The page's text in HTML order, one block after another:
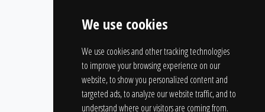
We use cookies
We use cookies and other tracking technologies
to improve your browsing experience on our
website, to show you personalized content and
targeted ads, to analyze our website traffic, and to
understand where our visitors are coming from.